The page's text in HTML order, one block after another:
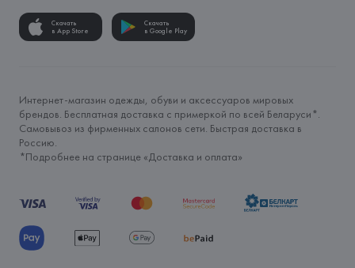
Скачать
в App Store
Скачать
в Google Play
Интернет-магазин одежды, обуви и аксессуаров мировых
брендов. Бесплатная доставка с примеркой по всей Беларуси*.
Самовывоз из фирменных салонов сети. Быстрая доставка в
Россию.
*Подробнее на странице «Доставка и оплата»